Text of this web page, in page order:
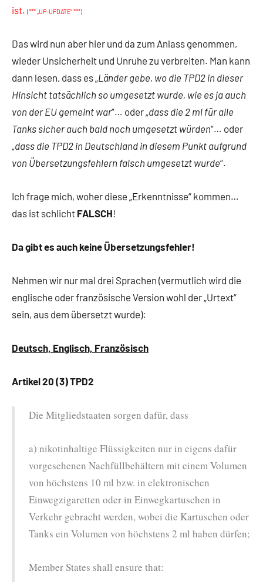
ist. (*** „UP-UPDATE“ ***)
Das wird nun aber hier und da zum Anlass genommen,
wieder Unsicherheit und Unruhe zu verbreiten. Man kann
dann lesen, dass es „Länder gebe, wo die TPD2 in dieser
Hinsicht tatsächlich so umgesetzt wurde, wie es ja auch
von der EU gemeint war“… oder „dass die 2 ml für alle
Tanks sicher auch bald noch umgesetzt würden“… oder
„dass die TPD2 in Deutschland in diesem Punkt aufgrund
von Übersetzungsfehlern falsch umgesetzt wurde“.
Ich frage mich, woher diese „Erkenntnisse“ kommen…
das ist schlicht FALSCH!
Da gibt es auch keine Übersetzungsfehler!
Nehmen wir nur mal drei Sprachen (vermutlich wird die
englische oder französische Version wohl der „Urtext“
sein, aus dem übersetzt wurde):
Deutsch, Englisch, Französisch
Artikel 20 (3) TPD2
Die Mitgliedstaaten sorgen dafür, dass
a) nikotinhaltige Flüssigkeiten nur in eigens dafür
vorgesehenen Nachfüllbehältern mit einem Volumen
von höchstens 10 ml bzw. in elektronischen
Einwegzigaretten oder in Einwegkartuschen in
Verkehr gebracht werden, wobei die Kartuschen oder
Tanks ein Volumen von höchstens 2 ml haben dürfen;
Member States shall ensure that: